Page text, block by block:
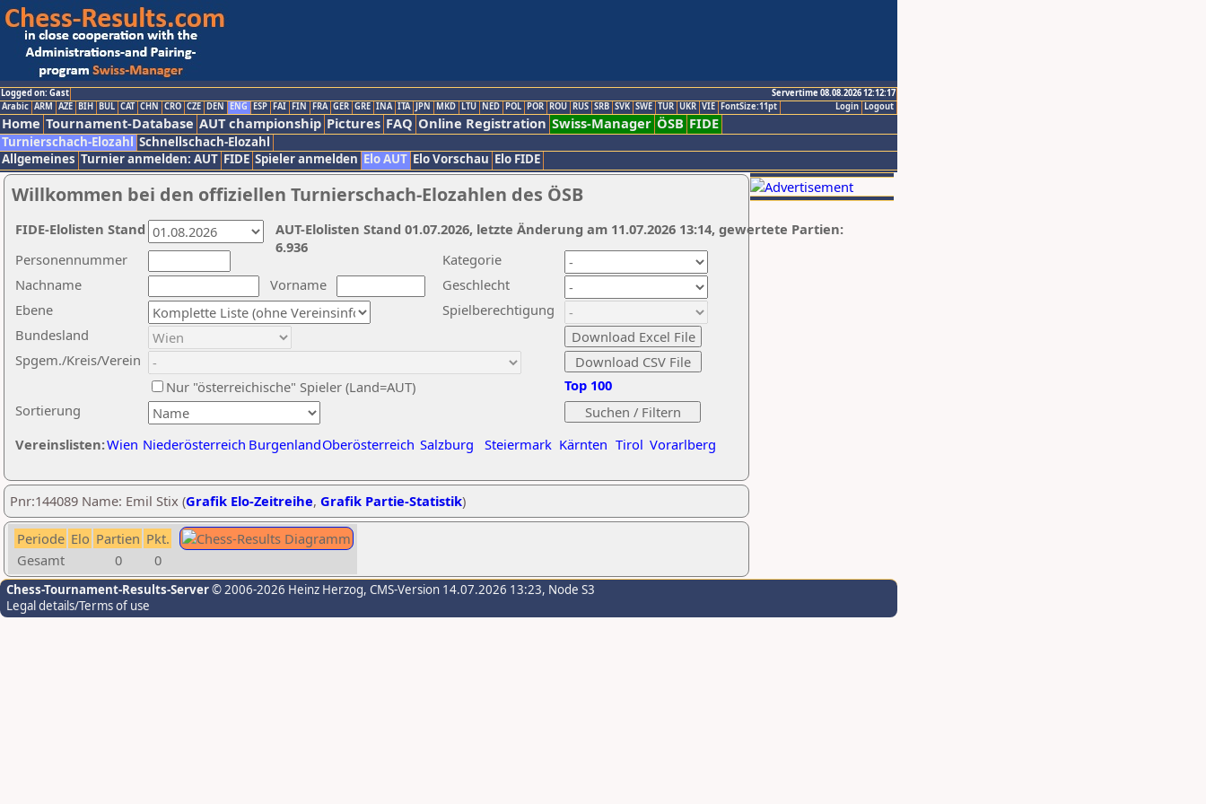
Logged on: Gast
Servertime 08.08.2026 12:12:17
Logout
Login
Arabic ARM AZE BIH BUL CAT CHN CRO CZE DEN ENG ESP FAI FIN FRA GER GRE INA ITA JPN MKD LTU NED POL POR ROU RUS SRB SVK SWE TUR UKR VIE FontSize:11pt
Home Tournament-Database AUT championship Pictures FAQ Online Registration Swiss-Manager ÖSB FIDE
Turnierschach-Elozahl Schnellschach-Elozahl
Allgemeines Turnier anmelden: AUT FIDE Spieler anmelden Elo AUT Elo Vorschau Elo FIDE
Willkommen bei den offiziellen Turnierschach-Elozahlen des ÖSB
Nachname
Vorname
Ebene
Kategorie
Sortierung
Personennummer
Bundesland
Spgem./Kreis/Verein
Geschlecht
Nur "österreichische" Spieler (Land=AUT)
Spielberechtigung
Vereinslisten:Wien Niederösterreich BurgenlandOberösterreich Salzburg Steiermark Kärnten Tirol Vorarlberg
Top 100
AUT-Elolisten Stand 01.07.2026, letzte Änderung am 11.07.2026 13:14, gewertete Partien:
6.936
FIDE-Elolisten Stand
Pnr:144089 Name: Emil Stix (Grafik Elo-Zeitreihe, Grafik Partie-Statistik)
Periode Elo Partien Pkt.
Gesamt
0 0
Chess-Tournament-Results-Server© 2006-2026 Heinz Herzog, CMS-Version 14.07.2026 13:23, Node S3
Legal details/Terms of use